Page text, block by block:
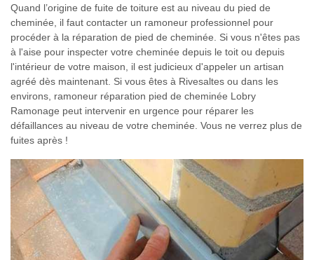
Quand l’origine de fuite de toiture est au niveau du pied de
cheminée, il faut contacter un ramoneur professionnel pour
procéder à la réparation de pied de cheminée. Si vous n'êtes pas
à l'aise pour inspecter votre cheminée depuis le toit ou depuis
l'intérieur de votre maison, il est judicieux d'appeler un artisan
agréé dès maintenant. Si vous êtes à Rivesaltes ou dans les
environs, ramoneur réparation pied de cheminée Lobry
Ramonage peut intervenir en urgence pour réparer les
défaillances au niveau de votre cheminée. Vous ne verrez plus de
fuites après !